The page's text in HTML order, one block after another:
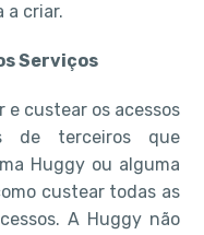
a criar.
Serviços
e custear os acessos
de terceiros que
Huggy ou alguma
custear todas as
A Huggy não